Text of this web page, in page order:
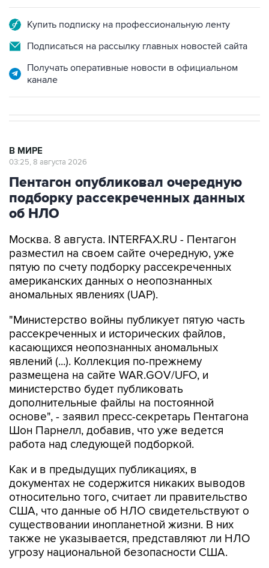
Купить подписку на профессиональную ленту
Подписаться на рассылку главных новостей сайта
Получать оперативные новости в официальном
канале
В МИРЕ
03:25, 8 августа 2026
Пентагон опубликовал очередную
подборку рассекреченных данных
об НЛО
Москва. 8 августа. INTERFAX.RU - Пентагон
разместил на своем сайте очередную, уже
пятую по счету подборку рассекреченных
американских данных о неопознанных
аномальных явлениях (UAP).
"Министерство войны публикует пятую часть
рассекреченных и исторических файлов,
касающихся неопознанных аномальных
явлений (...). Коллекция по-прежнему
размещена на сайте WAR.GOV/UFO, и
министерство будет публиковать
дополнительные файлы на постоянной
основе", - заявил пресс-секретарь Пентагона
Шон Парнелл, добавив, что уже ведется
работа над следующей подборкой.
Как и в предыдущих публикациях, в
документах не содержится никаких выводов
относительно того, считает ли правительство
США, что данные об НЛО свидетельствуют о
существовании инопланетной жизни. В них
также не указывается, представляют ли НЛО
угрозу национальной безопасности США.